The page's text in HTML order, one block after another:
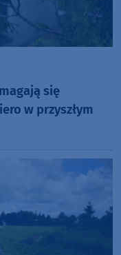
się
w przyszłym